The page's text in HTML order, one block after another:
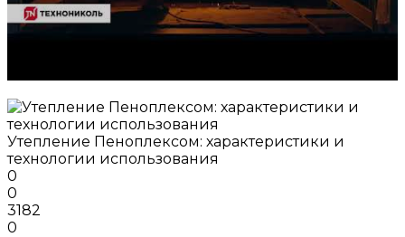
Утепление Пеноплексом: характеристики и
технологии использования
0
0
3182
0